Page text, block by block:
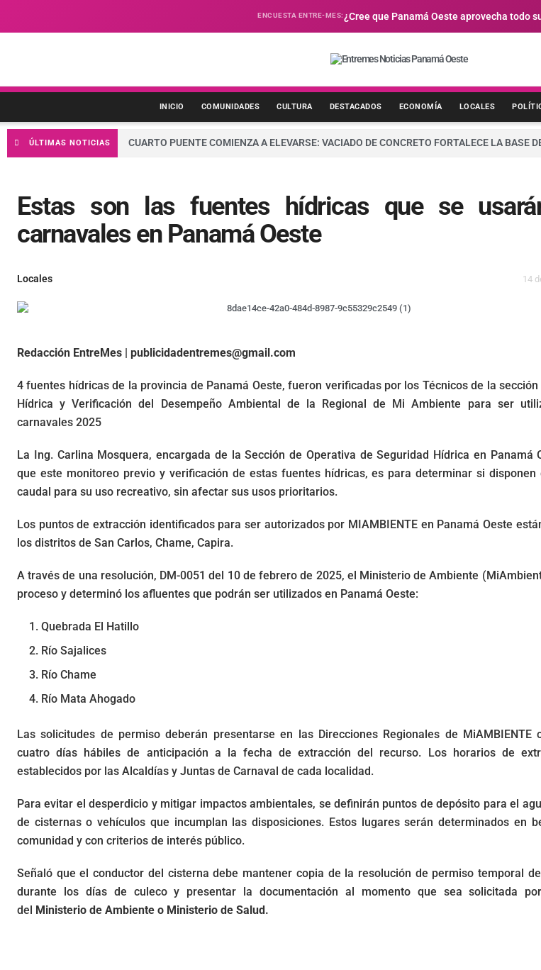
ENCUESTA ENTRE-MES:¿Cree que Panamá Oeste aprovecha todo
INICIO COMUNIDADES CULTURA DESTACADOS ECONOMÍA LOCALES
ÚLTIMAS NOTICIAS CUARTO PUENTE COMIENZA A ELEVARSE: VACIADO DE CONCRETO FORTALECE LA BASE
Estas son las fuentes hídricas que se
carnavales en Panamá Oeste
Locales 14
Redacción EntreMes | publicidadentremes@gmail.com
4 fuentes hídricas de la provincia de Panamá Oeste, fueron verificadas por los Técnicos de la sección
Hídrica y Verificación del Desempeño Ambiental de la Regional de Mi Ambiente para ser
carnavales 2025
La Ing. Carlina Mosquera, encargada de la Sección de Operativa de Seguridad Hídrica en Panamá
que este monitoreo previo y verificación de estas fuentes hídricas, es para determinar si disponen
caudal para su uso recreativo, sin afectar sus usos prioritarios.
Los puntos de extracción identificados para ser autorizados por MIAMBIENTE en Panamá Oeste
los distritos de San Carlos, Chame, Capira.
A través de una resolución, DM-0051 del 10 de febrero de 2025, el Ministerio de Ambiente
proceso y determinó los afluentes que podrán ser utilizados en Panamá Oeste:
Quebrada El Hatillo
Río Sajalices
Río Chame
Río Mata Ahogado
Las solicitudes de permiso deberán presentarse en las Direcciones Regionales de MiAMBIENTE
cuatro días hábiles de anticipación a la fecha de extracción del recurso. Los horarios de
establecidos por las Alcaldías y Juntas de Carnaval de cada localidad.
Para evitar el desperdicio y mitigar impactos ambientales, se definirán puntos de depósito para el
de cisternas o vehículos que incumplan las disposiciones. Estos lugares serán determinados en
comunidad y con criterios de interés público.
Señaló que el conductor del cisterna debe mantener copia de la resolución de permiso temporal
durante los días de culeco y presentar la documentación al momento que sea solicitada
del Ministerio de Ambiente o Ministerio de Salud.